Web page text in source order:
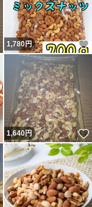
いいね！
1,780円
いいね！
1,640円